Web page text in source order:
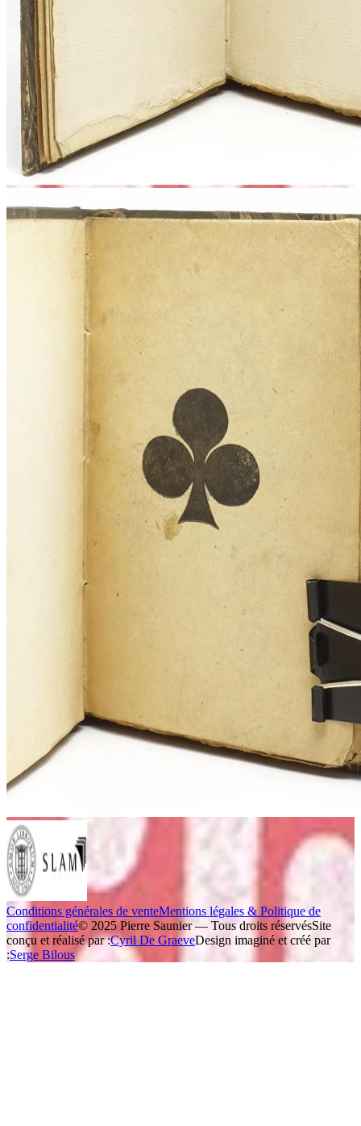
Conditions générales de venteMentions légales & Politique de
confidentialité© 2025 Pierre Saunier — Tous droits réservésSite
conçu et réalisé par :Cyril De GraeveDesign imaginé et créé par
:Serge Bilous